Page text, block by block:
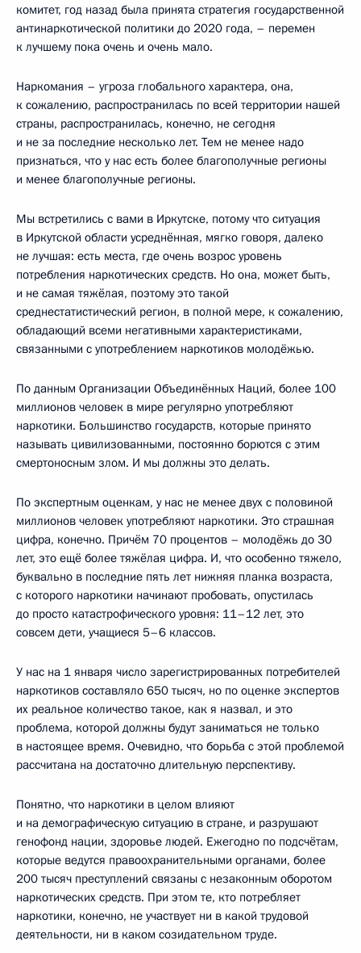
комитет, год назад была принята стратегия государственной
антинаркотической политики до 2020 года, – перемен
к лучшему пока очень и очень мало.
Наркомания – угроза глобального характера, она,
к сожалению, распространилась по всей территории нашей
страны, распространилась, конечно, не сегодня
и не за последние несколько лет. Тем не менее надо
признаться, что у нас есть более благополучные регионы
и менее благополучные регионы.
Мы встретились с вами в Иркутске, потому что ситуация
в Иркутской области усреднённая, мягко говоря, далеко
не лучшая: есть места, где очень возрос уровень
потребления наркотических средств. Но она, может быть,
и не самая тяжёлая, поэтому это такой
среднестатистический регион, в полной мере, к сожалению,
обладающий всеми негативными характеристиками,
связанными с употреблением наркотиков молодёжью.
По данным Организации Объединённых Наций, более 100
миллионов человек в мире регулярно употребляют
наркотики. Большинство государств, которые принято
называть цивилизованными, постоянно борются с этим
смертоносным злом. И мы должны это делать.
По экспертным оценкам, у нас не менее двух с половиной
миллионов человек употребляют наркотики. Это страшная
цифра, конечно. Причём 70 процентов – молодёжь до 30
лет, это ещё более тяжёлая цифра. И, что особенно тяжело,
буквально в последние пять лет нижняя планка возраста,
с которого наркотики начинают пробовать, опустилась
до просто катастрофического уровня: 11–12 лет, это
совсем дети, учащиеся 5–6 классов.
У нас на 1 января число зарегистрированных потребителей
наркотиков составляло 650 тысяч, но по оценке экспертов
их реальное количество такое, как я назвал, и это
проблема, которой должны будут заниматься не только
в настоящее время. Очевидно, что борьба с этой проблемой
рассчитана на достаточно длительную перспективу.
Понятно, что наркотики в целом влияют
и на демографическую ситуацию в стране, и разрушают
генофонд нации, здоровье людей. Ежегодно по подсчётам,
которые ведутся правоохранительными органами, более
200 тысяч преступлений связаны с незаконным оборотом
наркотических средств. При этом те, кто потребляет
наркотики, конечно, не участвует ни в какой трудовой
деятельности, ни в каком созидательном труде.